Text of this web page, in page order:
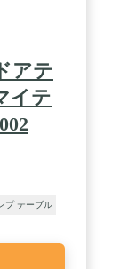
アテ
イテ
プ テーブル